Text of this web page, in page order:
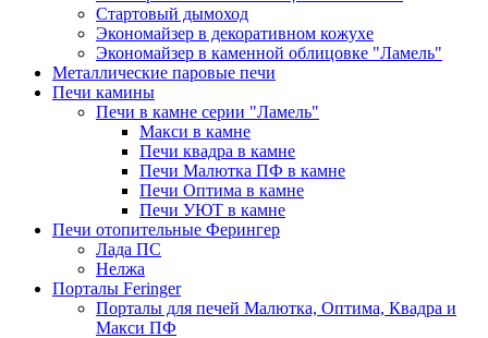
Стартовый дымоход
Экономайзер в декоративном кожухе
Экономайзер в каменной облицовке "Ламель"
Металлические паровые печи
Печи камины
Печи в камне серии "Ламель"
Макси в камне
Печи квадра в камне
Печи Малютка ПФ в камне
Печи Оптима в камне
Печи УЮТ в камне
Печи отопительные Ферингер
Лада ПС
Нелжа
Порталы Feringer
Порталы для печей Малютка, Оптима, Квадра и
Макси ПФ